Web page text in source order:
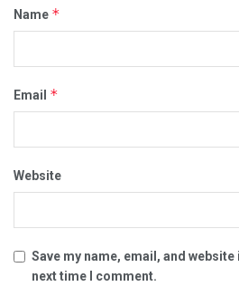
Name *
Email *
Website
Save my name, email, and
next time I comment.